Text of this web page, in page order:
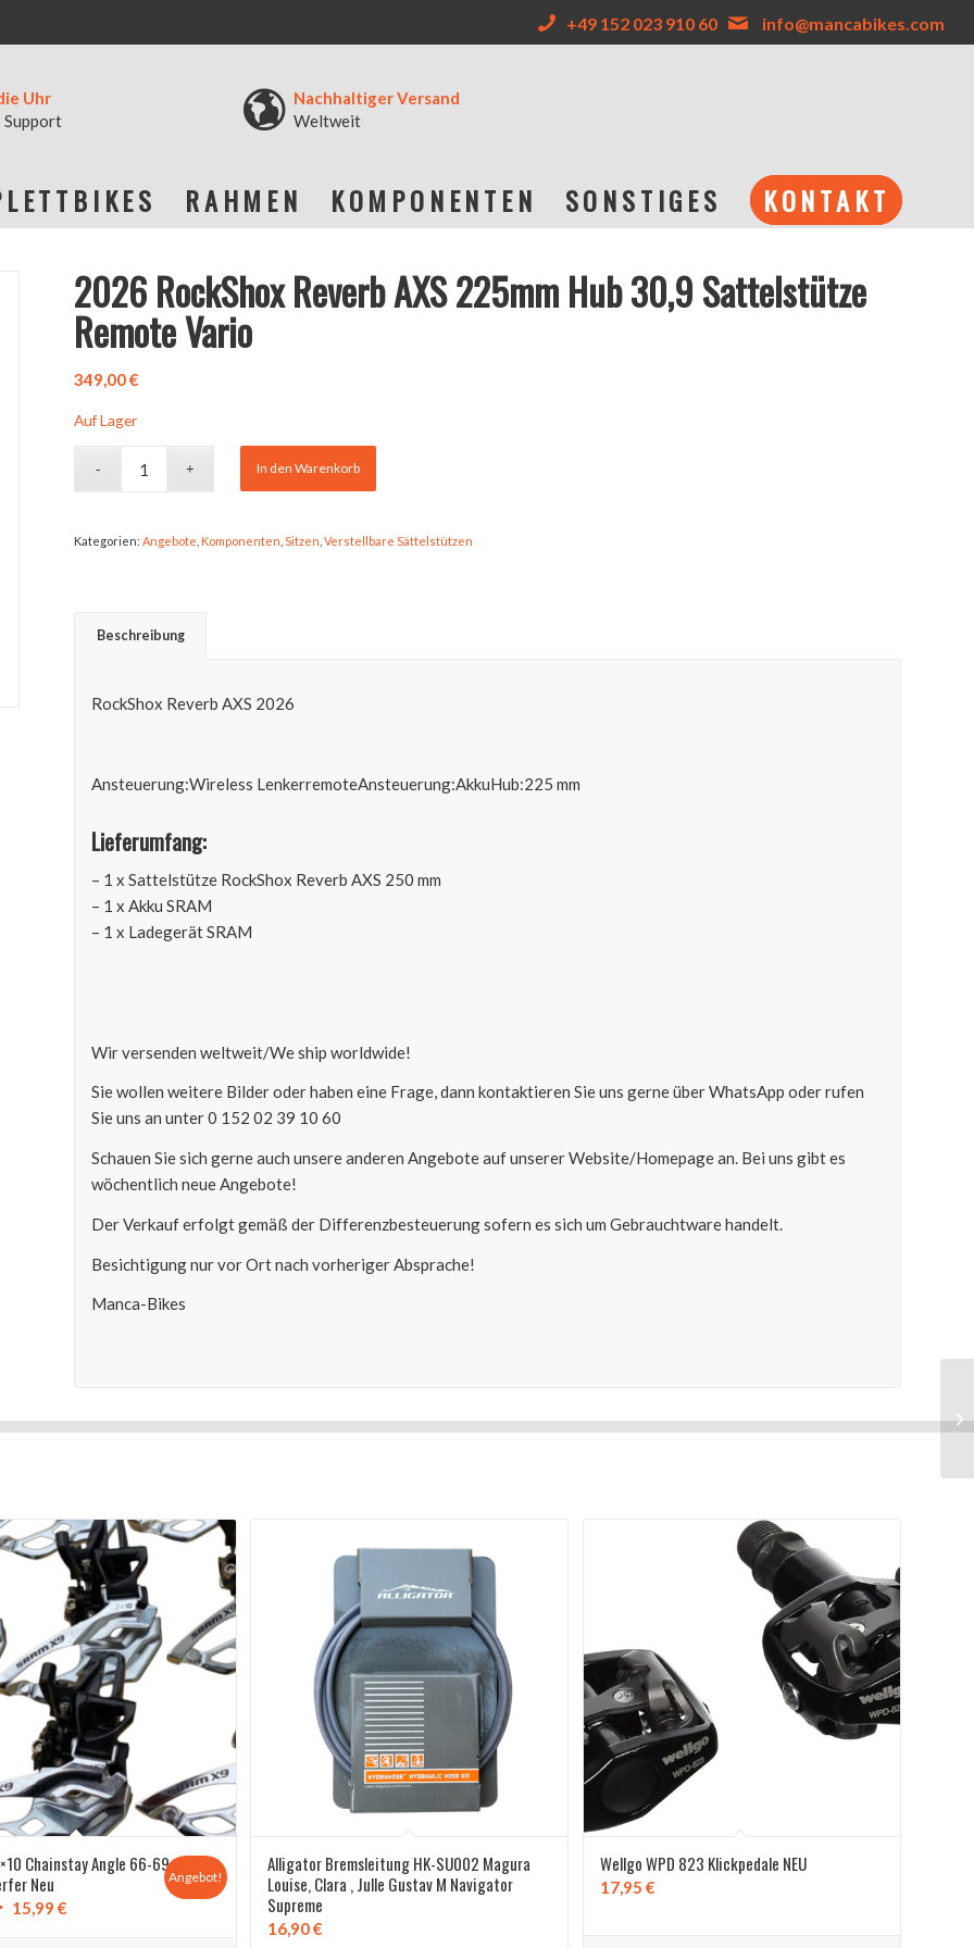
+49 152 023 910 60 info@mancabikes.com
Uhr
Support
Nachhaltiger Versand
Weltweit
RAHMEN KOMPONENTEN SONSTIGES KONTAKT
2026 RockShox Reverb AXS 225mm Hub 30,9 Sattelstütze
Remote Vario
349,00€
Auf Lager
In den Warenkorb
Kategorien:Angebote Komponenten ,Sitzen ,Verstellbare Sättelstützen
Beschreibung
RockShox Reverb AXS 2026
Ansteuerung:Wireless LenkerremoteAnsteuerung:AkkuHub:225 mm
Lieferumfang:
– 1 x Sattelstütze RockShox Reverb AXS 250 mm
– 1 x Akku SRAM
– 1 x Ladegerät SRAM
Wir versenden weltweit/We ship worldwide!
Sie wollen weitere Bilder oder haben eine Frage, dann kontaktieren Sie uns gerne über WhatsApp oder rufen
Sie uns an unter 0 152 02 39 10 60
Schauen Sie sich gerne auch unsere anderen Angebote auf unserer Website/Homepage an. Bei uns gibt es
wöchentlich neue Angebote!
Der Verkauf erfolgt gemäß der Differenzbesteuerung sofern es sich um Gebrauchtware handelt.
Besichtigung nur vor Ort nach vorheriger Absprache!
Manca-Bikes
Chainstay Angle 66-69
Neu
Ursprünglicher
15,99 €Aktueller
Angebot!
Alligator Bremsleitung HK-SU002 Magura
Louise, Clara , Julle Gustav M Navigator
Supreme
16,90€
Wellgo WPD 823 Klickpedale NEU
17,95 €